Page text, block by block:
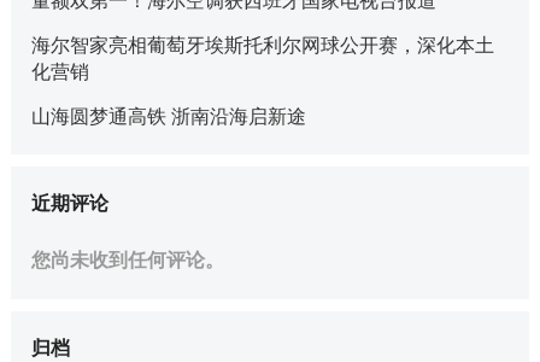
海尔智家亮相葡萄牙埃斯托利尔网球公开赛，深化本土
化营销
山海圆梦通高铁 浙南沿海启新途
近期评论
您尚未收到任何评论。
归档